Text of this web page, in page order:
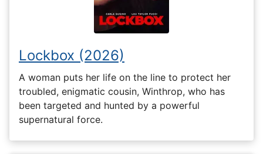
Lockbox (2026)
A woman puts her life on the line to protect her
troubled, enigmatic cousin, Winthrop, who has
been targeted and hunted by a powerful
supernatural force.